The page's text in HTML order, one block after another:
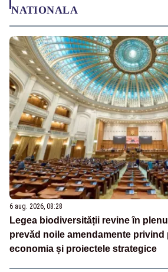
NATIONALA
6 aug. 2026, 08:28
Legea biodiversității revine în
prevăd noile amendamente privind
economia și proiectele strategice